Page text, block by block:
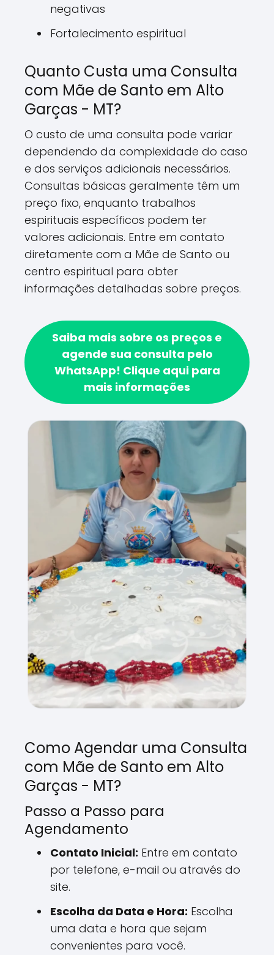
negativas
Fortalecimento espiritual
Quanto Custa uma Consulta
com Mãe de Santo em Alto
Garças - MT?
O custo de uma consulta pode variar
dependendo da complexidade do caso
e dos serviços adicionais necessários.
Consultas básicas geralmente têm um
preço fixo, enquanto trabalhos
espirituais específicos podem ter
valores adicionais. Entre em contato
diretamente com a Mãe de Santo ou
centro espiritual para obter
informações detalhadas sobre preços.
Saiba mais sobre os preços e
agende sua consulta pelo
WhatsApp! Clique aqui para
mais informações
Como Agendar uma Consulta
com Mãe de Santo em Alto
Garças - MT?
Passo a Passo para
Agendamento
Contato Inicial: Entre em contato
por telefone, e-mail ou através do
site.
Escolha da Data e Hora: Escolha
uma data e hora que sejam
convenientes para você.